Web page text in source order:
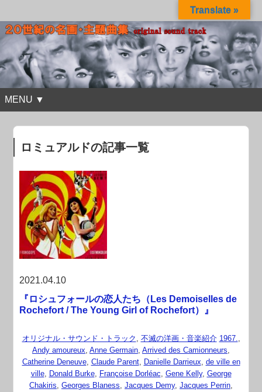
MENU ▼
ロミュアルドの記事一覧
2021.04.10
『ロシュフォールの恋人たち（Les Demoiselles de
Rochefort / The Young Girl of Rochefort）』
オリジナル・サウンド・トラック , 不滅の洋画・音楽紹介 1967.,
Andy amoureux, Anne Germain, Arrived des Camionneurs,
Catherine Deneuve, Claude Parent, Danielle Darrieux, de ville en
ville, Donald Burke, Françoise Dorléac, Gene Kelly, George
Chakiris, Georges Blaness, Jacques Demy, Jacques Perrin,
Translate »